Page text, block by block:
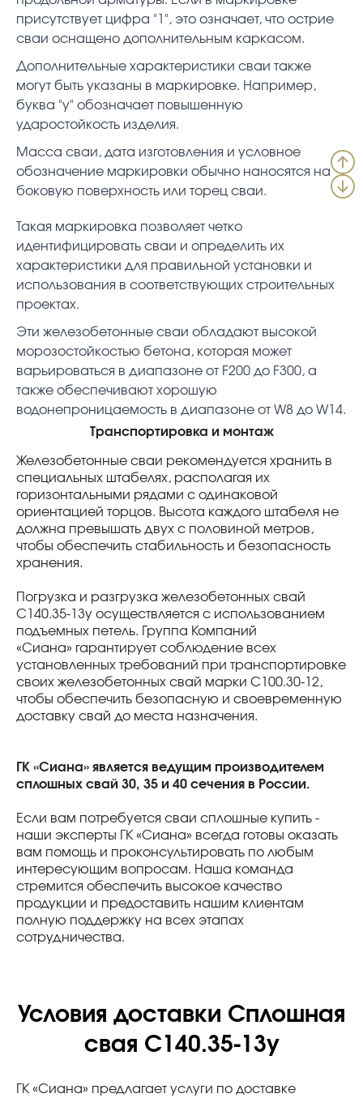
присутствует цифра "1", это означает, что острие
сваи оснащено дополнительным каркасом.
Дополнительные характеристики сваи также
могут быть указаны в маркировке. Например,
буква "у" обозначает повышенную
ударостойкость изделия.
Масса сваи, дата изготовления и условное
обозначение маркировки обычно наносятся на
боковую поверхность или торец сваи.
Такая маркировка позволяет четко
идентифицировать сваи и определить их
характеристики для правильной установки и
использования в соответствующих строительных
проектах.
Эти железобетонные сваи обладают высокой
морозостойкостью бетона, которая может
варьироваться в диапазоне от F200 до F300, а
также обеспечивают хорошую
водонепроницаемость в диапазоне от W8 до W14.
Транспортировка и монтаж
Железобетонные сваи рекомендуется хранить в
специальных штабелях, располагая их
горизонтальными рядами с одинаковой
ориентацией торцов. Высота каждого штабеля не
должна превышать двух с половиной метров,
чтобы обеспечить стабильность и безопасность
хранения.
Погрузка и разгрузка железобетонных свай
С140.35-13у осуществляется с использованием
подъемных петель. Группа Компаний
«Сиана» гарантирует соблюдение всех
установленных требований при транспортировке
своих железобетонных свай марки С100.30-12,
чтобы обеспечить безопасную и своевременную
доставку свай до места назначения.
ГК «Сиана» является ведущим производителем
сплошных свай 30, 35 и 40 сечения в России.
Если вам потребуется сваи сплошные купить -
наши эксперты ГК «Сиана» всегда готовы оказать
вам помощь и проконсультировать по любым
интересующим вопросам. Наша команда
стремится обеспечить высокое качество
продукции и предоставить нашим клиентам
полную поддержку на всех этапах
сотрудничества.
Условия доставки Сплошная
свая С140.35-13у
ГК «Сиана» предлагает услуги по доставке